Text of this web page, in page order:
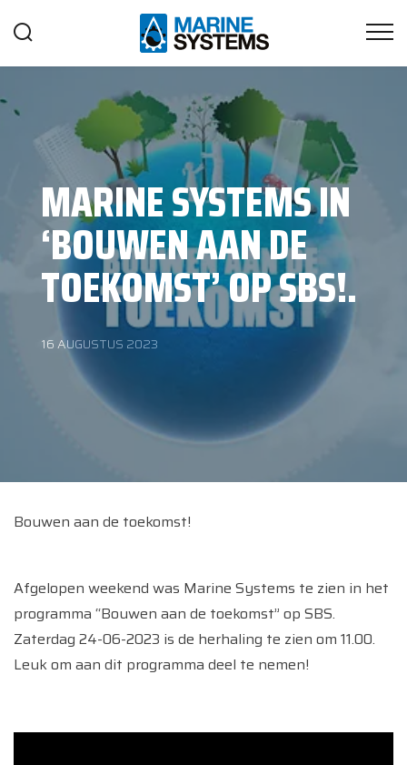
MARINE SYSTEMS IN
‘BOUWEN AAN DE
TOEKOMST’ OP SBS!.
16 AUGUSTUS 2023
Bouwen aan de toekomst!
Afgelopen weekend was Marine Systems te zien in het
programma “Bouwen aan de toekomst” op SBS.
Zaterdag 24-06-2023 is de herhaling te zien om 11.00.
Leuk om aan dit programma deel te nemen!